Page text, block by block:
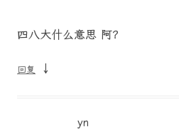
四八大什么意思 阿？
回复 ↓
yn